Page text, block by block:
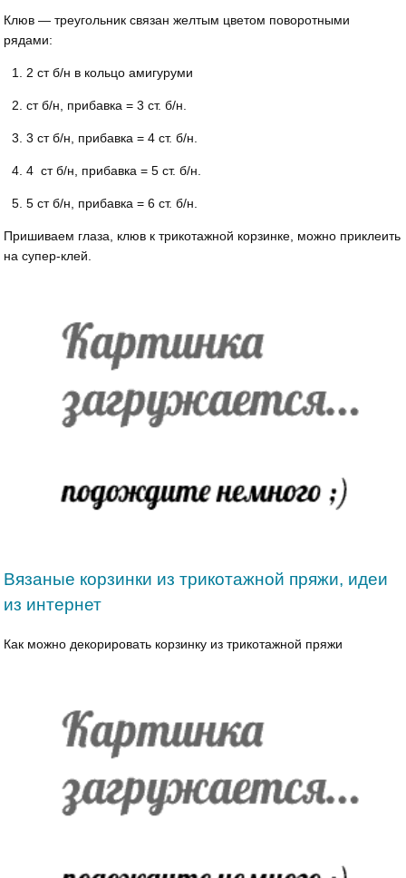
Клюв — треугольник связан желтым цветом поворотными
рядами:
2 ст б/н в кольцо амигуруми
ст б/н, прибавка = 3 ст. б/н.
3 ст б/н, прибавка = 4 ст. б/н.
4 ст б/н, прибавка = 5 ст. б/н.
5 ст б/н, прибавка = 6 ст. б/н.
Пришиваем глаза, клюв к трикотажной корзинке, можно приклеить
на супер-клей.
Вязаные корзинки из трикотажной пряжи, идеи
из интернет
Как можно декорировать корзинку из трикотажной пряжи